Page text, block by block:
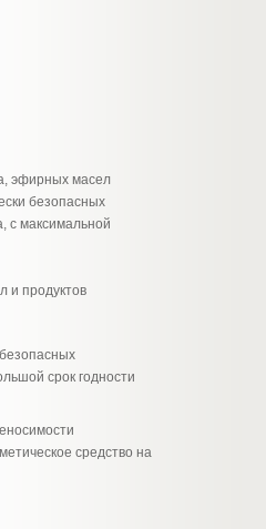
эфирных масел
безопасных
с максимальной
и продуктов
срок годности
средство на